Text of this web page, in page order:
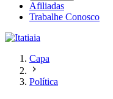
Afiliadas
Trabalhe Conosco
Capa
Política